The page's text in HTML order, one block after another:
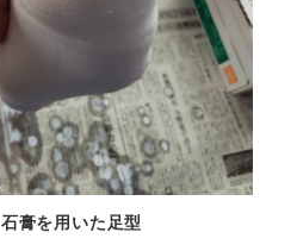
石膏を用いた足型